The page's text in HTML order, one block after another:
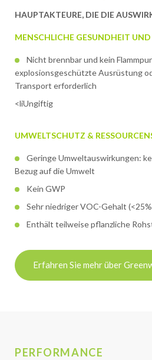
HAUPTAKTEURE, DIE DIE
MENSCHLICHE GESUNDHEIT
Nicht brennbar und kein
explosionsgeschützte Ausrüstung
Transport erforderlich
<liUngiftig
UMWELTSCHUTZ &
Geringe Umweltauswirkungen:
Bezug auf die Umwelt
Kein GWP
Sehr niedriger VOC-Gehalt
Enthält teilweise pflanzliche
Erfahren Sie mehr über
PERFORMANCE